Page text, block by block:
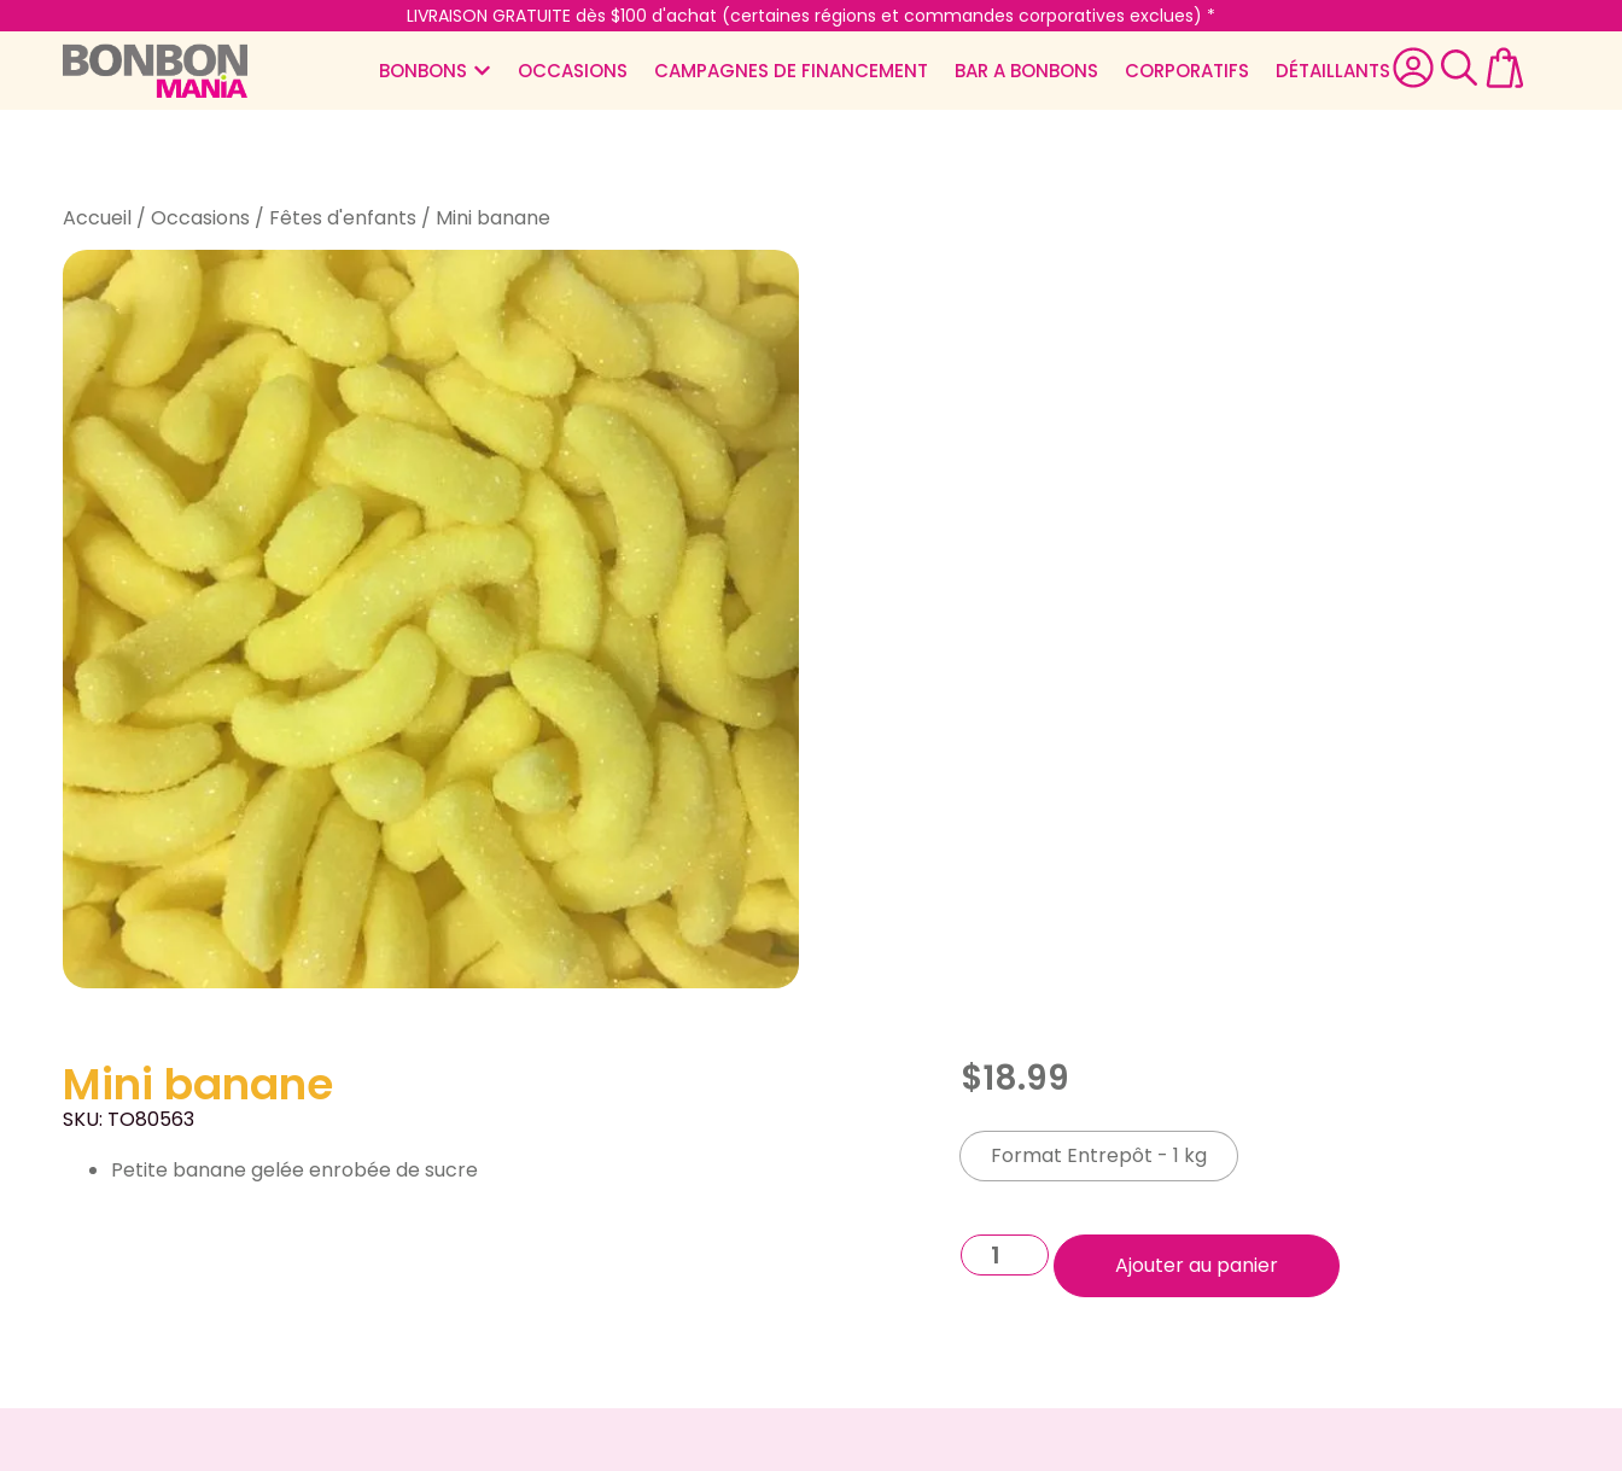
LIVRAISON GRATUITE dès $100 d'achat (certaines régions et commandes corporatives exclues) *
BONBONS OCCASIONS CAMPAGNES DE FINANCEMENT BAR A BONBONS CORPORATIFS DÉTAILLANTS
Accueil / Occasions / Fêtes d'enfants / Mini banane
Mini banane
SKU: TO80563
Petite banane gelée enrobée de sucre
$18.99
Format Entrepôt - 1 kg
Ajouter au panier